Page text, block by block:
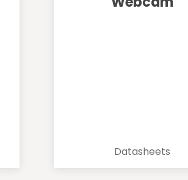
Datasheets